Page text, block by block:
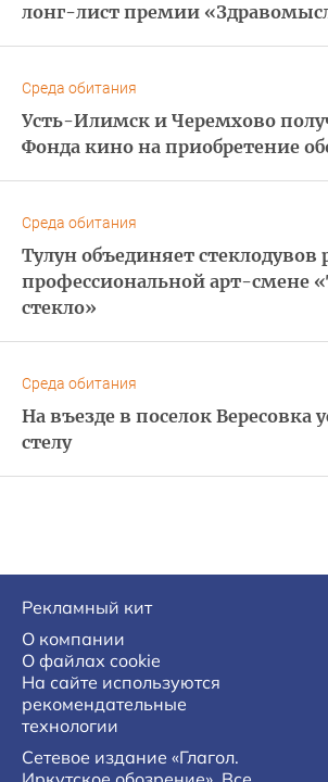
лонг-лист премии
Среда обитания
Усть-Илимск и Черемхово
Фонда кино на приобретение
Среда обитания
Тулун объединяет стеклодувов
профессиональной арт-смене
стекло»
Среда обитания
На въезде в поселок Вересовка
стелу
Рекламный кит
О компании
О файлах cookie
На сайте используются
рекомендательные
технологии
Сетевое издание «Глагол.